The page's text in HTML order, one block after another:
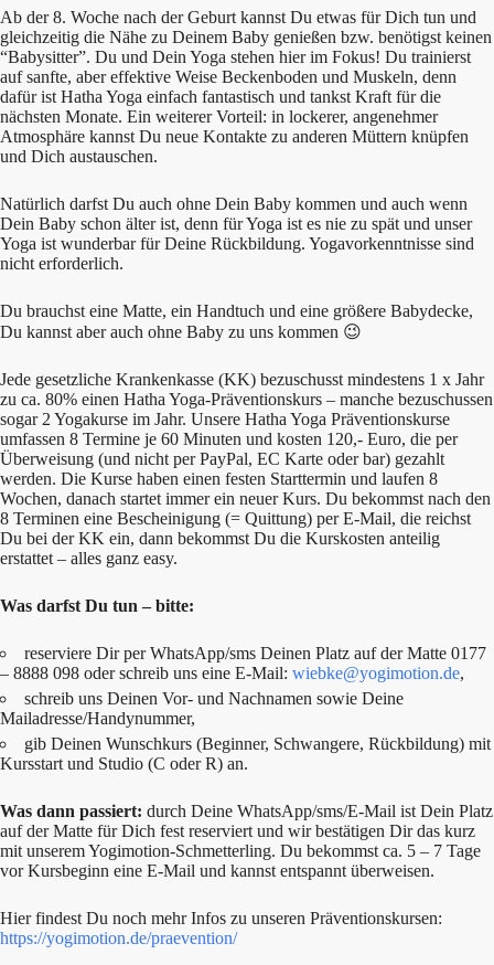
Ab der 8. Woche nach der Geburt kannst Du etwas für Dich tun und
gleichzeitig die Nähe zu Deinem Baby genießen bzw. benötigst keinen
“Babysitter”. Du und Dein Yoga stehen hier im Fokus! Du trainierst
auf sanfte, aber effektive Weise Beckenboden und Muskeln, denn
dafür ist Hatha Yoga einfach fantastisch und tankst Kraft für die
nächsten Monate. Ein weiterer Vorteil: in lockerer, angenehmer
Atmosphäre kannst Du neue Kontakte zu anderen Müttern knüpfen
und Dich austauschen.
Natürlich darfst Du auch ohne Dein Baby kommen und auch wenn
Dein Baby schon älter ist, denn für Yoga ist es nie zu spät und unser
Yoga ist wunderbar für Deine Rückbildung. Yogavorkenntnisse sind
nicht erforderlich.
Du brauchst eine Matte, ein Handtuch und eine größere Babydecke,
Du kannst aber auch ohne Baby zu uns kommen 😉
Jede gesetzliche Krankenkasse (KK) bezuschusst mindestens 1 x Jahr
zu ca. 80% einen Hatha Yoga-Präventionskurs – manche bezuschussen
sogar 2 Yogakurse im Jahr. Unsere Hatha Yoga Präventionskurse
umfassen 8 Termine je 60 Minuten und kosten 120,- Euro, die per
Überweisung (und nicht per PayPal, EC Karte oder bar) gezahlt
werden. Die Kurse haben einen festen Starttermin und laufen 8
Wochen, danach startet immer ein neuer Kurs. Du bekommst nach den
8 Terminen eine Bescheinigung (= Quittung) per E-Mail, die reichst
Du bei der KK ein, dann bekommst Du die Kurskosten anteilig
erstattet – alles ganz easy.
Was darfst Du tun – bitte:
reserviere Dir per WhatsApp/sms Deinen Platz auf der Matte 0177
– 8888 098 oder schreib uns eine E-Mail: wiebke@yogimotion.de,
schreib uns Deinen Vor- und Nachnamen sowie Deine
Mailadresse/Handynummer,
gib Deinen Wunschkurs (Beginner, Schwangere, Rückbildung) mit
Kursstart und Studio (C oder R) an.
Was dann passiert: durch Deine WhatsApp/sms/E-Mail ist Dein Platz
auf der Matte für Dich fest reserviert und wir bestätigen Dir das kurz
mit unserem Yogimotion-Schmetterling. Du bekommst ca. 5 – 7 Tage
vor Kursbeginn eine E-Mail und kannst entspannt überweisen.
Hier findest Du noch mehr Infos zu unseren Präventionskursen:
https://yogimotion.de/praevention/